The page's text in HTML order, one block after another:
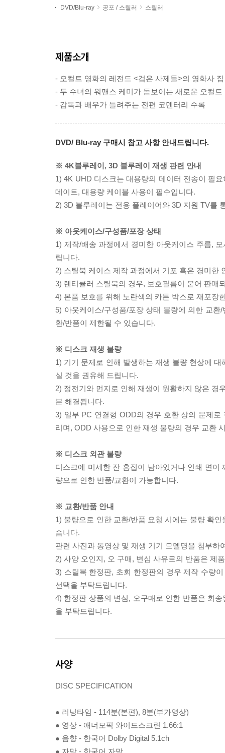
DVD/Blu-ray 공포 / 스릴러 스릴러
제품소개
- 오컬트 영화의 레전드 <검은 사제들>의 영화사
- 두 수녀의 워맨스 케미가 돋보이는 새로운 오컬트
- 감독과 배우가 들려주는 전편 코멘터리 수록
DVD/ Blu-ray 구매시 참고 사항 안내드립니다.
※ 4K블루레이, 3D 블루레이 재생 관련 안내
1) 4K UHD 디스크는 대용량의 데이터 전송이 필
데이트, 대용량 케이블 사용이 필수입니다.
2) 3D 블루레이는 전용 플레이어와 3D 지원 TV를
※ 아웃케이스/구성품/포장 상태
1) 제작/배송 과정에서 경미한 아웃케이스 주름,
립니다.
2) 스틸북 케이스 제작 과정에서 기포 혹은 경미한
3) 렌티큘러 스틸북의 경우, 보호필름이 붙어 판매
4) 본품 보호를 위해 노란색의 카톤 박스로 재포장
5) 아웃케이스/구성품/포장 상태 불량에 의한 교
환/반품이 제한될 수 있습니다.
※ 디스크 재생 불량
1) 기기 문제로 인해 발생하는 재생 불량 현상에
실 것을 권유해 드립니다.
2) 정전기와 먼지로 인해 재생이 원활하지 않은 경
분 해결됩니다.
3) 일부 PC 연결형 ODD의 경우 호환 상의 문제
리며, ODD 사용으로 인한 재생 불량의 경우 교환
※ 디스크 외관 불량
디스크에 미세한 잔 흠집이 남아있거나 인쇄 면
량으로 인한 반품/교환이 가능합니다.
※ 교환/반품 안내
1) 불량으로 인한 교환/반품 요청 시에는 불량 확
습니다.
관련 사진과 동영상 및 재생 기기 모델명을 첨부하
2) 사양 오인지, 오 구매, 변심 사유로의 반품은 제
3) 스틸북 한정판, 초회 한정판의 경우 제작 수량
선택을 부탁드립니다.
4) 한정판 상품의 변심, 오구매로 인한 반품은 회
을 부탁드립니다.
사양
DISC SPECIFICATION
● 러닝타임 - 114분(본편), 8분(부가영상)
● 영상 - 애너모픽 와이드스크린 1.66:1
● 음향 - 한국어 Dolby Digital 5.1ch
● 자막 - 한국어 자막